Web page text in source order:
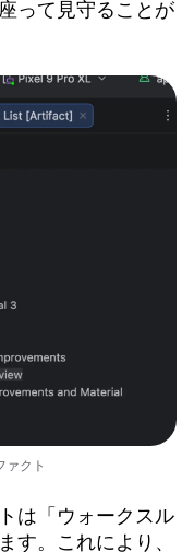
って見守ることが
ァクト
は「ウォークスル
す。これにより、